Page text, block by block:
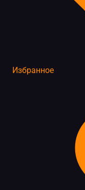
Избранное